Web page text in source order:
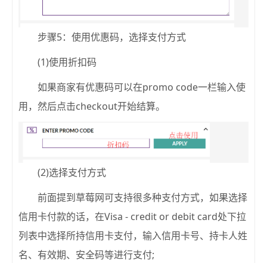
步骤5：使用优惠码，选择支付方式
(1)使用折扣码
如果商家有优惠码可以在promo code一栏输入使
用，然后点击checkout开始结算。
(2)选择支付方式
前面提到草莓网可支持很多种支付方式，如果选择
信用卡付款的话，在Visa - credit or debit card处下拉
列表中选择所持信用卡支付，输入信用卡号、持卡人姓
名、有效期、安全码等进行支付;